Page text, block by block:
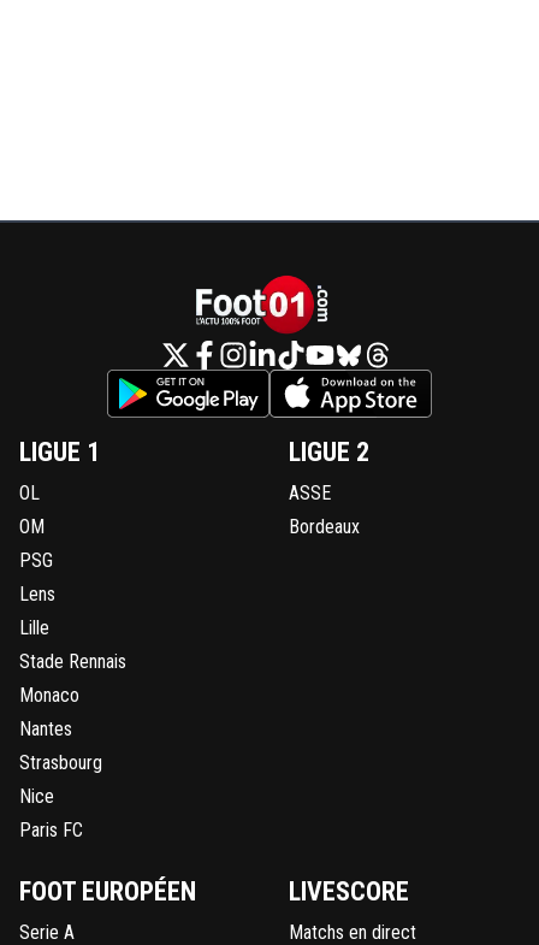
LIGUE 1
OL
OM
PSG
Lens
Lille
Stade Rennais
Monaco
Nantes
Strasbourg
Nice
Paris FC
LIGUE 2
ASSE
Bordeaux
FOOT EUROPÉEN
Serie A
LIVESCORE
Matchs en direct